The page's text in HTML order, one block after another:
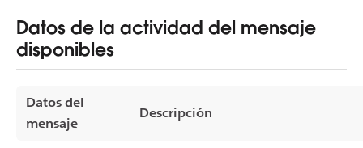
Datos de la actividad del mensaje
disponibles
Datos del
mensaje
Descripción